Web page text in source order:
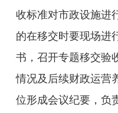
收标准对市政设施进
的在移交时要现场进
书，召开专题移交验
情况及后续财政运营
位形成会议纪要，负